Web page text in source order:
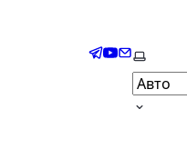
Telegram
YouTube
Email